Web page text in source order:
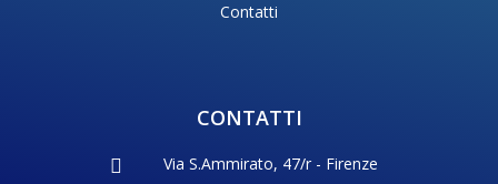
Contatti
CONTATTI
Via S.Ammirato, 47/r - Firenze